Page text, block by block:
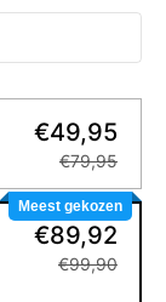
€49,95
€79,95
Meest gekozen
€89,92
€99,90